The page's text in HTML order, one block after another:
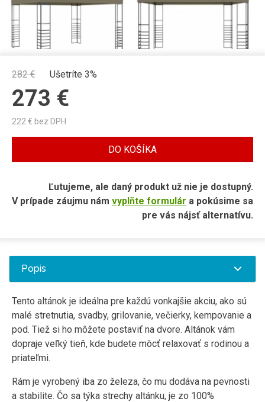
282€ Ušetríte 3%
273 €
222 € bez DPH
DO KOŠÍKA
Ľutujeme, ale daný produkt už nie je dostupný.
V prípade záujmu nám vyplňte formulár a pokúsime sa
pre vás nájsť alternatívu.
Popis
Tento altánok je ideálna pre každú vonkajšie akciu, ako sú
malé stretnutia, svadby, grilovanie, večierky, kempovanie a
pod. Tiež si ho môžete postaviť na dvore. Altánok vám
dopraje veľký tieň, kde budete môcť relaxovať s rodinou a
priateľmi.
Rám je vyrobený iba zo železa, čo mu dodáva na pevnosti
a stabilite. Čo sa týka strechy altánku, je zo 100%